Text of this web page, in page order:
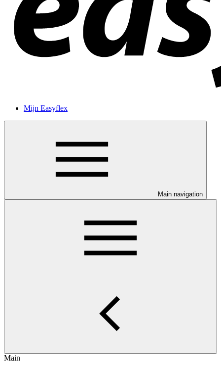
Mijn Easyflex
Main navigation
Main